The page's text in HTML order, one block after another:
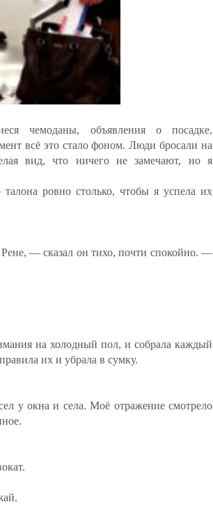
чемоданы, объявления о посадке,
всё это стало фоном. Люди бросали на
вид, что ничего не замечают, но я
ровно столько, чтобы я успела их
— сказал он тихо, почти спокойно. —
на холодный пол, и собрала каждый
их и убрала в сумку.
у окна и села. Моё отражение смотрело